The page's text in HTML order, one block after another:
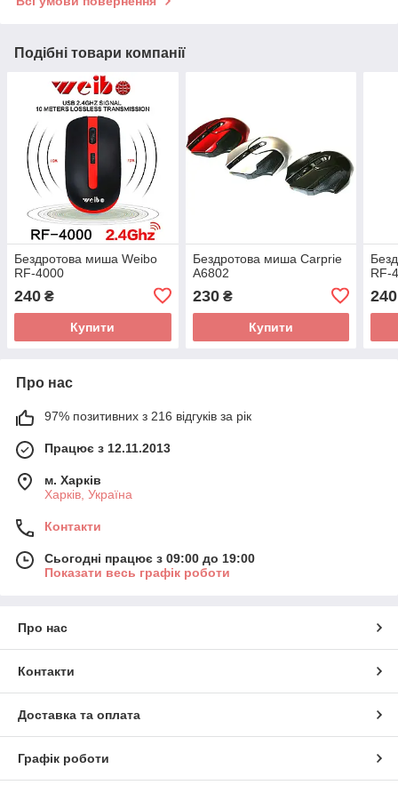
Подібні товари компанії
Бездротова миша Weibo
RF-4000
240 ₴
Купити
Бездротова миша Carprie
A6802
230₴
Купити
RF-
240
Про нас
97% позитивних з 216 відгуків за рік
Працює з 12.11.2013
м. Харків
Харків, Україна
Контакти
Сьогодні працює з 09:00 до 19:00
Показати весь графік роботи
Про нас
Контакти
Доставка та оплата
Графік роботи